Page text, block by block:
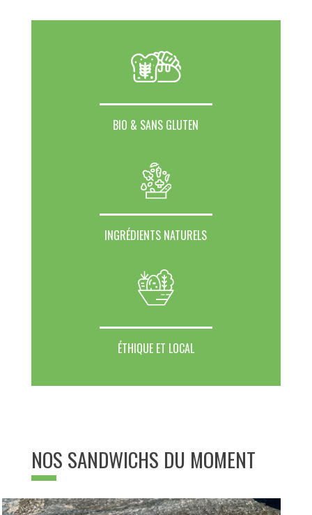
BIO & SANS GLUTEN
INGRÉDIENTS NATURELS
ÉTHIQUE ET LOCAL
NOS SANDWICHS DU MOMENT